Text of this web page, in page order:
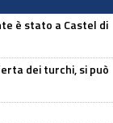
è stato a Castel di
dei turchi, si può